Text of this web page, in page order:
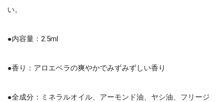
い。
●内容量：2.5ml
●香り：アロエベラの爽やかでみずみずしい香り
●全成分：ミネラルオイル、アーモンド油、ヤシ油、フリージ